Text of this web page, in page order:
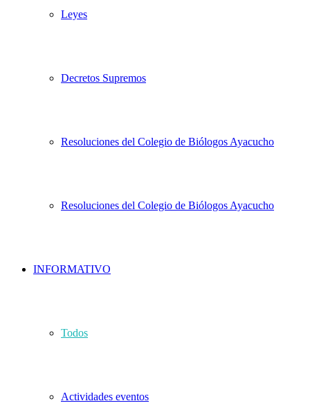
Leyes
Decretos Supremos
Resoluciones del Colegio de Biólogos Ayacucho
Resoluciones del Colegio de Biólogos Ayacucho
INFORMATIVO
Todos
Actividades eventos